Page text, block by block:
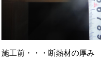
施工前・・・断熱材の厚み